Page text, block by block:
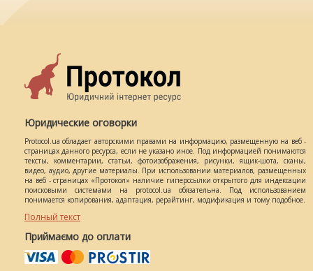
Юридические оговорки
Protocol.ua обладает авторскими правами на информацию, размещенную на веб -
страницах данного ресурса, если не указано иное. Под информацией понимаются
тексты, комментарии, статьи, фотоизображения, рисунки, ящик-шота, сканы,
видео, аудио, другие материалы. При использовании материалов, размещенных
на веб - страницах «Протокол» наличие гиперссылки открытого для индексации
поисковыми системами на protocol.ua обязательна. Под использованием
понимается копирования, адаптация, рерайтинг, модификация и тому подобное.
Полный текст
Приймаємо до оплати